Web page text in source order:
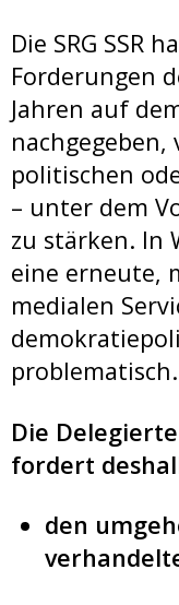
Die SRG SSR
Forderungen
Jahren auf
politischen
– unter dem
zu stärken. In
eine erneute,
medialen
problematisch.
Die
fordert
den